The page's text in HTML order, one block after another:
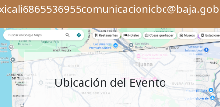
6865536955
Ubicación del Evento